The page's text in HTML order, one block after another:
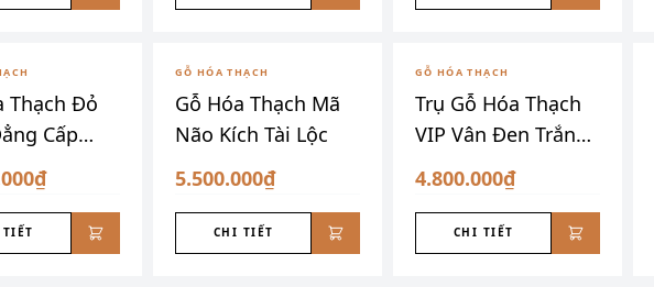
Thạch Đỏ
Cấp
Lưu
GỖ HÓA THẠCH
Gỗ Hóa Thạch Mã
Não Kích Tài Lộc
5.500.000₫
CHI TIẾT
GỖ HÓA THẠCH
Trụ Gỗ Hóa Thạch
VIP Vân Đen Trắng
Vàng
4.800.000₫
CHI TIẾT